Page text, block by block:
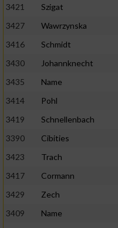
3421
Szigat
3427
Wawrzynska
3416
Schmidt
3430
Johannknecht
3435
Name
3414
Pohl
3419
Schnellenbach
3390
Cibities
3423
Trach
3417
Cormann
3429
Zech
3409
Name